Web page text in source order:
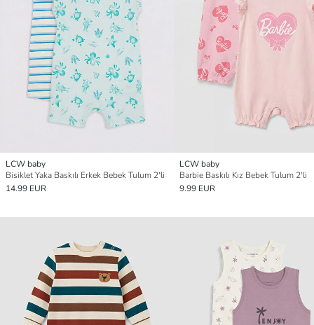
LCW baby
Bisiklet Yaka Baskılı Erkek Bebek Tulum 2'li
14.99 EUR
LCW baby
Barbie Baskılı Kız Bebek Tulum 2'li
9.99 EUR